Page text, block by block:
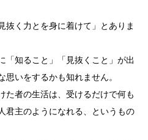
く力とを身に着けて」とありま
知ること」「見抜くこと」が出
いをするかも知れません。
者の生活は、受けるだけで何も
君主のようになれる、というもの